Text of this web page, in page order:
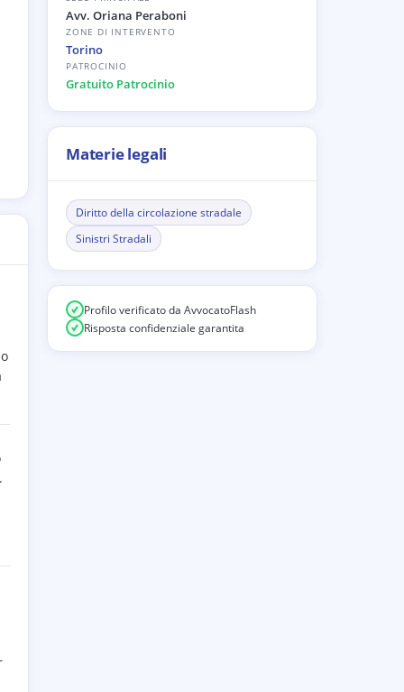
Avv. Oriana Peraboni
ZONE DI INTERVENTO
Torino
PATROCINIO
Gratuito Patrocinio
Materie legali
Diritto della circolazione stradale
Sinistri Stradali
Profilo verificato da AvvocatoFlash
Risposta confidenziale garantita